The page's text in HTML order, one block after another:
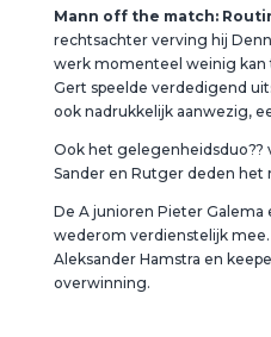
Mann off the match:
rechtsachter verving hij
werk momenteel weinig kan
Gert speelde verdedigend
ook nadrukkelijk aanwezig,
Ook het gelegenheidsduo??
Sander en Rutger deden het
De A junioren Pieter Galema
wederom verdienstelijk
Aleksander Hamstra en
overwinning.